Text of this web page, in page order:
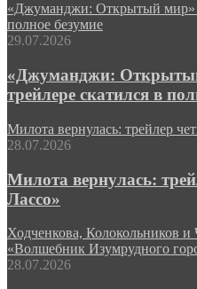
«Джуманджи: Открытый мир»
полное безумие
29.07.2026
«Джуманджи:
трейлере скатился в
Милота вернулась: трейлер
28.07.2026
Милота вернулась:
Лассо»
Ходченкова, Колокольников и
«Волшебник Изумрудного
28.07.2026